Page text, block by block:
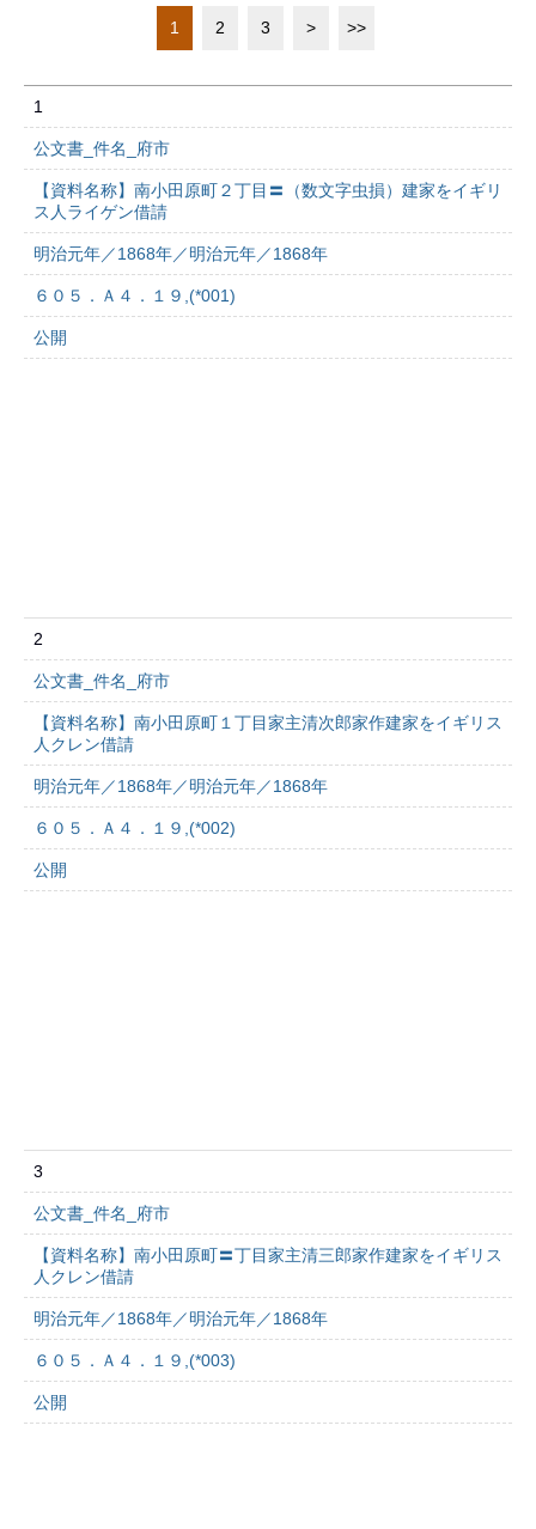
1 2 3 > >>
1
公文書_件名_府市
【資料名称】南小田原町２丁目〓（数文字虫損）建家をイギリ
ス人ライゲン借請
明治元年／1868年／明治元年／1868年
６０５．Ａ４．１９,(*001)
公開
2
公文書_件名_府市
【資料名称】南小田原町１丁目家主清次郎家作建家をイギリス
人クレン借請
明治元年／1868年／明治元年／1868年
６０５．Ａ４．１９,(*002)
公開
3
公文書_件名_府市
【資料名称】南小田原町〓丁目家主清三郎家作建家をイギリス
人クレン借請
明治元年／1868年／明治元年／1868年
６０５．Ａ４．１９,(*003)
公開